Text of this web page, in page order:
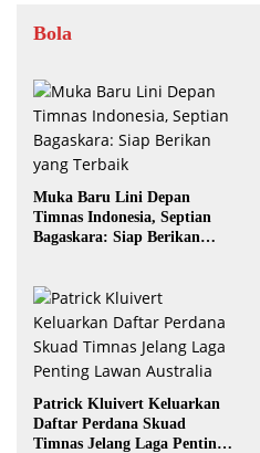
Bola
Muka Baru Lini Depan
Timnas Indonesia, Septian
Bagaskara: Siap Berikan
Patrick Kluivert Keluarkan
Daftar Perdana Skuad
Timnas Jelang Laga Penting